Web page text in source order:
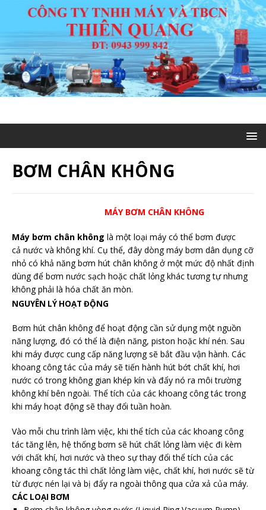
BƠM CHÂN KHÔNG
MÁY BƠM CHÂN KHÔNG
Máy bơm chân không là một loại máy có thể bơm được
cả nước và không khí. Cụ thể, đây dòng máy bơm dân dụng cỡ
nhỏ có khả năng bơm hút chân không ở một mức độ nhất định
dùng để bơm nước sạch hoặc chất lỏng khác tương tự nhưng
không phải là hóa chất ăn mòn.
NGUYÊN LÝ HOẠT ĐỘNG
Bơm hút chân không để hoạt động cần sử dụng một nguồn
năng lượng, đó có thể là điện năng, piston hoặc khí nén. Sau
khi máy được cung cấp năng lượng sẽ bắt đầu vận hành. Các
khoang công tác của máy sẽ tiến hành hút bớt chất khí, hơi
nước có trong không gian khép kín và đẩy nó ra môi trường
không khí bên ngoài. Thể tích của các khoang công tác trong
khi máy hoạt động sẽ thay đổi tuần hoàn.
Vào mỗi chu trình làm việc, khi thể tích của các khoang công
tác tăng lên, hệ thống bơm sẽ hút chất lỏng làm việc đi kèm
với chất khí, hơi nước và theo sự thay đổi thể tích của các
khoang công tác thì chất lỏng làm việc, chất khí, hơi nước sẽ từ
từ được nén lại và bị đẩy ra ngoài thông qua cửa xả của máy.
CÁC LOẠI BƠM